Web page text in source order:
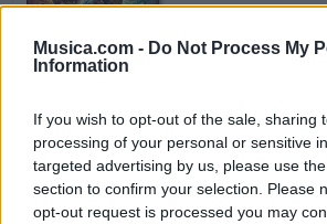
Musica.com - Do Not Process My
Information
If you wish to opt-out of the sale, sharing
processing of your personal or sensitive
targeted advertising by us, please use
section to confirm your selection. Please
opt-out request is processed you may
Shakira
Todo lo fue
Lenin Ramirez